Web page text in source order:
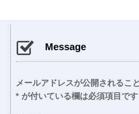
Message
メールアドレスが公開されるこ
* が付いている欄は必須項目です